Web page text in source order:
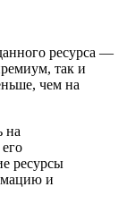
ресурса —
так и
чем на
на
ресурсы
и